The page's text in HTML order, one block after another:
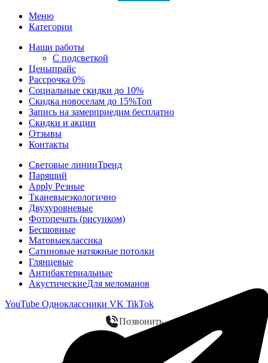
Меню
Категории
Наши работы
С подсветкой
Ценыпрайс
Рассрочка 0%
Социальные скидки до 10%
Скидка новоселам до 15%Топ
Запись на замерприедим бесплатно
Скидки и акции
Отзывы
Контакты
Световые линииТренд
Парящий
Apply Резные
Тканевыеэкологично
Двухуровневые
Фотопечать (рисунком)
Бесшовные
Матовыеклассика
Сатиновые натяжные потолки
Глянцевые
Антибактериальные
АкустическиеДля меломанов
YouTube Одноклассники VK TikTok
Позвонить